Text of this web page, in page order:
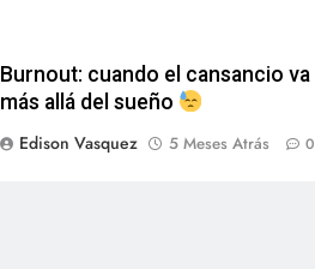
Burnout: cuando el cansancio va
más allá del sueño
Edison Vasquez
5 Meses Atrás 0